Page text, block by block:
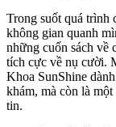
Trong suốt quá trình
không gian quanh
những cuốn sách về
tích cực về nụ cười.
Khoa SunShine
khám, mà còn là
tin.